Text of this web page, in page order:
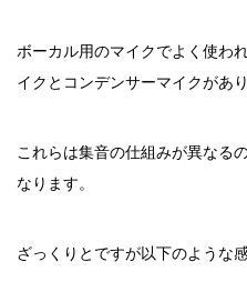
ボーカル用のマイクでよく使わ
イクとコンデンサーマイクがあり
これらは集音の仕組みが異なる
なります。
ざっくりとですが以下のような感